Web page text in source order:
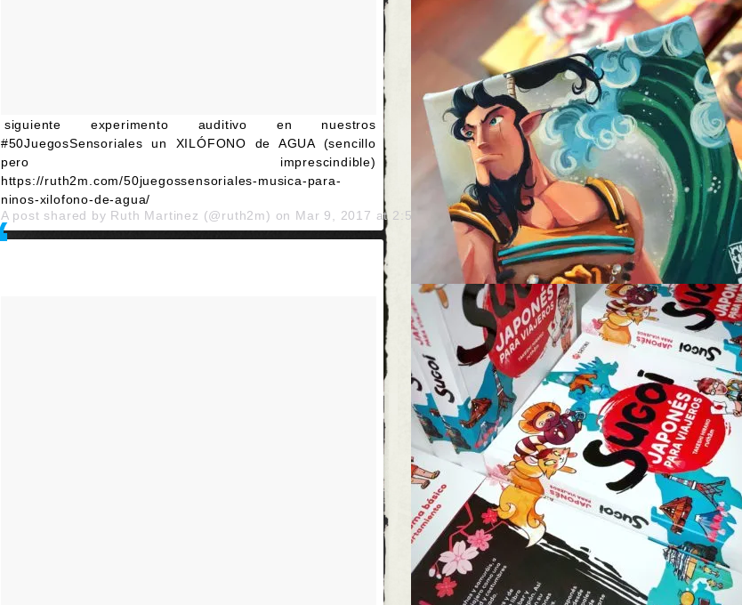
siguiente experimento auditivo en nuestros
#50JuegosSensoriales un XILÓFONO de AGUA (sencillo
pero imprescindible)
https://ruth2m.com/50juegossensoriales-musica-para-
ninos-xilofono-de-agua/
A post shared by Ruth Martinez (@ruth2m) on Mar 9, 2017 at 2:50am PST